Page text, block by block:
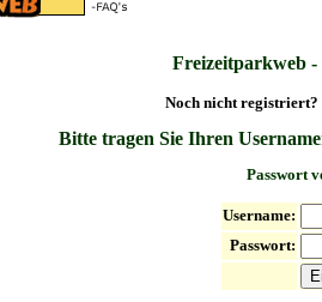
Freizeitparkweb
Noch nicht registriert?
Bitte tragen Sie Ihren
Passwort
Username:
Passwort: